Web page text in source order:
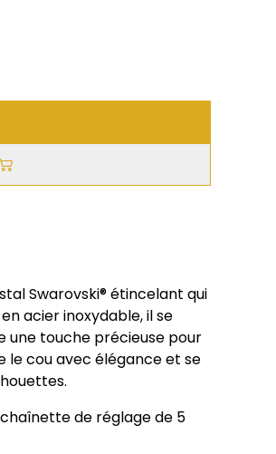
Swarovski® étincelant qui
acier inoxydable, il se
une touche précieuse pour
le cou avec élégance et se
de réglage de 5